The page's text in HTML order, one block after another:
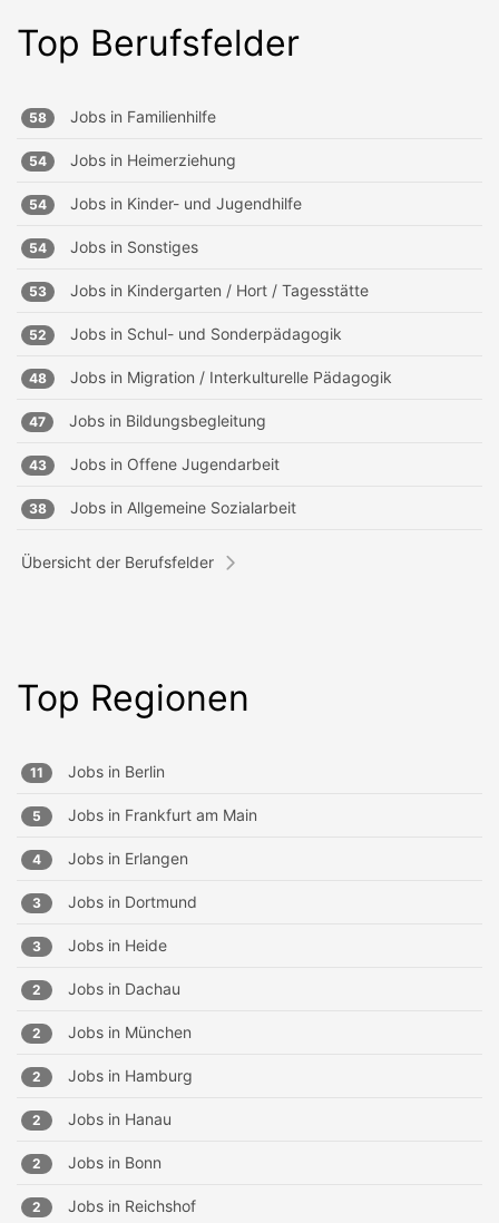
Top Berufsfelder
58 Jobs in Familienhilfe
54 Jobs in Heimerziehung
54 Jobs in Kinder- und Jugendhilfe
54 Jobs in Sonstiges
53 Jobs in Kindergarten / Hort / Tagesstätte
52 Jobs in Schul- und Sonderpädagogik
48 Jobs in Migration / Interkulturelle Pädagogik
47 Jobs in Bildungsbegleitung
43 Jobs in Offene Jugendarbeit
38 Jobs in Allgemeine Sozialarbeit
Übersicht der Berufsfelder
Top Regionen
11 Jobs in Berlin
5 Jobs in Frankfurt am Main
4 Jobs in Erlangen
3 Jobs in Dortmund
3 Jobs in Heide
2 Jobs in Dachau
2 Jobs in München
2 Jobs in Hamburg
2 Jobs in Hanau
2 Jobs in Bonn
2 Jobs in Reichshof